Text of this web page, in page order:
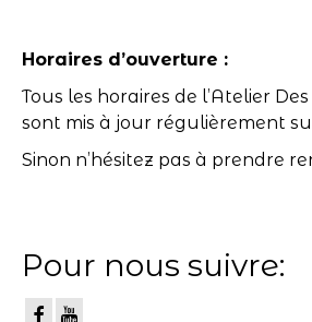
Horaires d’ouverture :
Tous les horaires de l’Atelier Des
sont mis à jour régulièrement
Sinon n’hésitez pas à prendre
Pour nous suivre: